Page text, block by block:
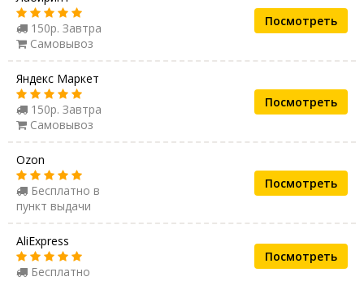
150р. Завтра
Самовывоз
Посмотреть
Яндекс Маркет
150р. Завтра
Самовывоз
Посмотреть
Ozon
Бесплатно в
пункт выдачи
Посмотреть
AliExpress
Бесплатно
Посмотреть